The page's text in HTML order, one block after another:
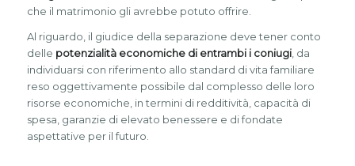
che il matrimonio gli avrebbe potuto offrire.
Al riguardo, il giudice della separazione deve tener conto
delle potenzialità economiche di entrambi i coniugi, da
individuarsi con riferimento allo standard di vita familiare
reso oggettivamente possibile dal complesso delle loro
risorse economiche, in termini di redditività, capacità di
spesa, garanzie di elevato benessere e di fondate
aspettative per il futuro.